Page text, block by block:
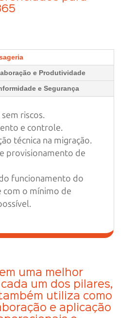
e Produtividade
e Segurança
riscos.
e controle.
técnica na migração.
provisionamento de
funcionamento do
com o mínimo de
uma melhor
um dos pilares,
utiliza como
e aplicação